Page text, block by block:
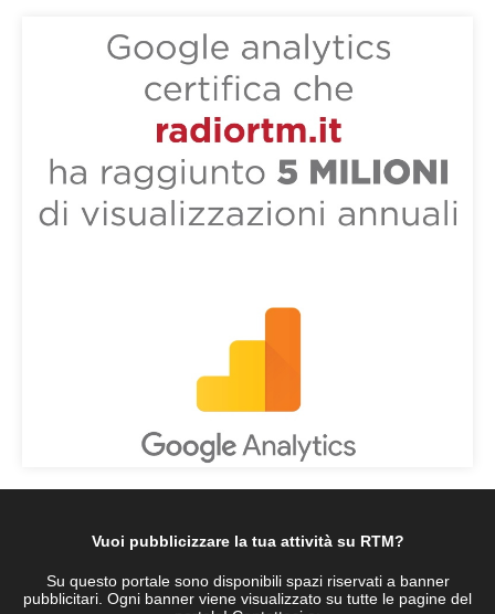
Vuoi pubblicizzare la tua attività su RTM?
Su questo portale sono disponibili spazi riservati a banner
pubblicitari. Ogni banner viene visualizzato su tutte le pagine del